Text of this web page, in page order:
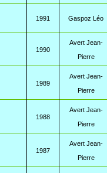
1991 Gaspoz Léo
1990
Avert Jean-
Pierre
1989
Avert Jean-
Pierre
1988
Avert Jean-
Pierre
1987
Avert Jean-
Pierre